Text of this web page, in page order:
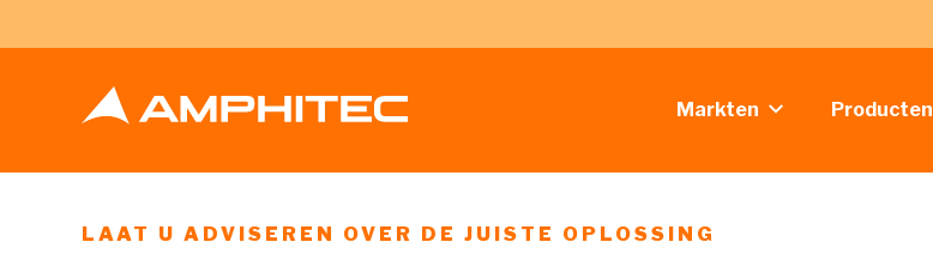
Markten Producten
LAAT U ADVISEREN OVER DE JUISTE OPLOSSING